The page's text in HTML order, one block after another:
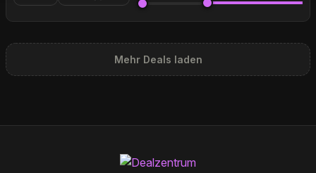
Mehr Deals laden